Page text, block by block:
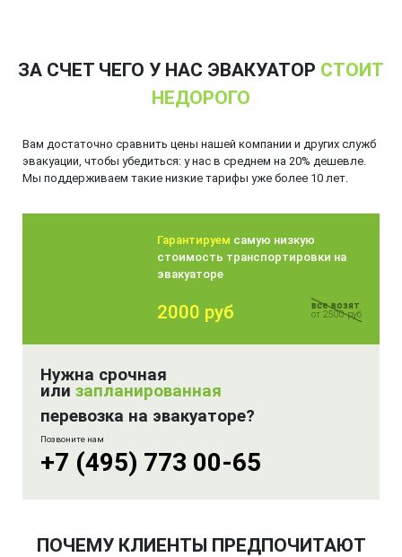
ЗА СЧЕТ ЧЕГО У НАС ЭВАКУАТОР СТОИТ
НЕДОРОГО
Вам достаточно сравнить цены нашей компании и других служб
эвакуации, чтобы убедиться: у нас в среднем на 20% дешевле.
Мы поддерживаем такие низкие тарифы уже более 10 лет.
Гарантируем самую низкую
стоимость транспортировки на
эвакуаторе
2000 руб все возят
от 2500 руб
Нужна срочная
или запланированная
перевозка на эвакуаторе?
Позвоните нам
+7 (495) 773 00-65
ПОЧЕМУ КЛИЕНТЫ ПРЕДПОЧИТАЮТ